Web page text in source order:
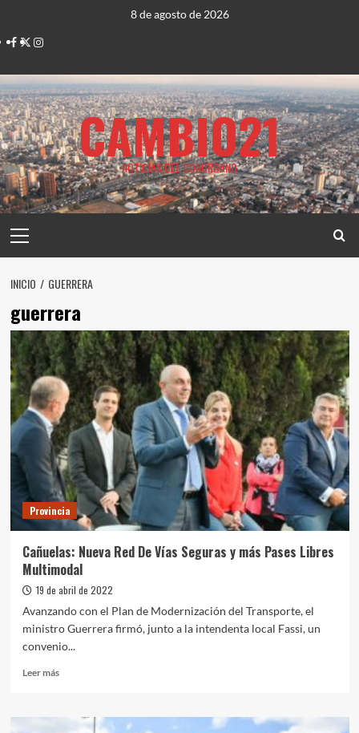
contenido
8 de agosto de 2026
Facebook
TwitterInstagram
CAMBIO21
NOTICIAS DEL CONURBANO
principal
INICIO GUERRERA
guerrera
Provincia
Cañuelas: Nueva Red De Vías Seguras y más Pases Libres
Multimodal
19 de abril de 2022
Avanzando con el Plan de Modernización del Transporte, el
ministro Guerrera firmó, junto a la intendenta local Fassi, un
convenio...
Leer másLeer
Cañuelas: